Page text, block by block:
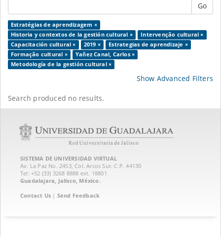
Go
Estratégias de aprendizagem ×
Historia y contextos de la gestión cultural ×
Intervenção cultural ×
Capacitación cultural ×
2019 ×
Estrategias de aprendizaje ×
Formação cultural ×
Yañez Canal, Carlos ×
Metodología de la gestión cultural ×
Show Advanced Filters
Search produced no results.
SISTEMA DE UNIVERSIDAD VIRTUAL
Av. La Paz No. 2453, Col. Arcos Sur. C.P. 44130
Tel: +52 (33) 3268 8888‏ ext. 18801
Guadalajara, Jalisco, México.
Contact Us | Send Feedback